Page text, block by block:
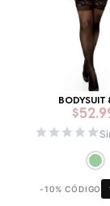
BODYSUIT
$
-10% CÓDIGO